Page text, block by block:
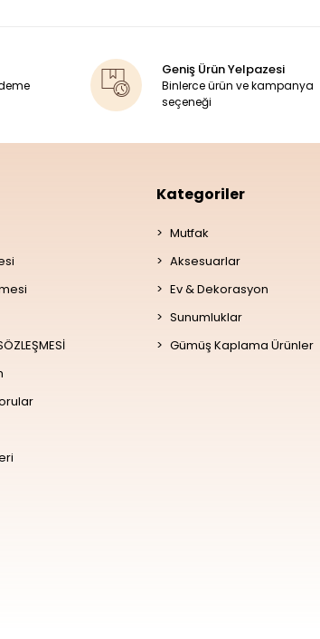
Geniş Ürün Yelpazesi
Binlerce ürün ve kampanya
seçeneği
Kategoriler
Mutfak
Aksesuarlar
Ev & Dekorasyon
Sunumluklar
Gümüş Kaplama Ürünler